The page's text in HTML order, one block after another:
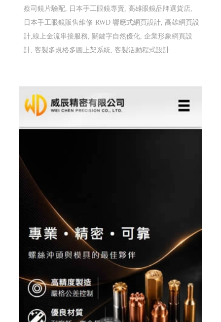
蔡司鏡片驗配, 日本手工眼鏡專賣, 高雄眼鏡品牌選貨店,
日本手工眼鏡販售維修 RWD 響應式網頁設計, 高雄網頁設
計,線上金流串接服務, 關鍵字自然優化, 企業形象網頁設
計, 客製多規格多圖上架系統, 客製活動程式設計